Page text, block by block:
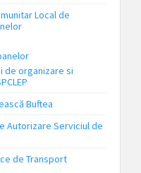
Local de
de organizare si
Buftea
Autorizare Serviciul de
de Transport